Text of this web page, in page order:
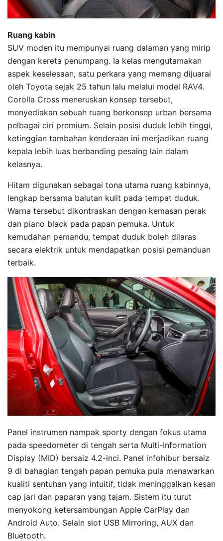
Ruang kabin
SUV moden itu mempunyai ruang dalaman yang mirip
dengan kereta penumpang. Ia kelas mengutamakan
aspek keselesaan, satu perkara yang memang dijuarai
oleh Toyota sejak 25 tahun lalu melalui model RAV4.
Corolla Cross meneruskan konsep tersebut,
menyediakan sebuah ruang berkonsep urban bersama
pelbagai ciri premium. Selain posisi duduk lebih tinggi,
ketinggian tambahan kenderaan ini menjadikan ruang
kepala lebih luas berbanding pesaing lain dalam
kelasnya.
Hitam digunakan sebagai tona utama ruang kabinnya,
lengkap bersama balutan kulit pada tempat duduk.
Warna tersebut dikontraskan dengan kemasan perak
dan piano black pada papan pemuka. Untuk
kemudahan pemandu, tempat duduk boleh dilaras
secara elektrik untuk mendapatkan posisi pemanduan
terbaik.
Panel instrumen nampak sporty dengan fokus utama
pada speedometer di tengah serta Multi-Information
Display (MID) bersaiz 4.2-inci. Panel infohibur bersaiz
9 di bahagian tengah papan pemuka pula menawarkan
kualiti sentuhan yang intuitif, tidak meninggalkan kesan
cap jari dan paparan yang tajam. Sistem itu turut
menyokong ketersambungan Apple CarPlay dan
Android Auto. Selain slot USB Mirroring, AUX dan
Bluetooth.